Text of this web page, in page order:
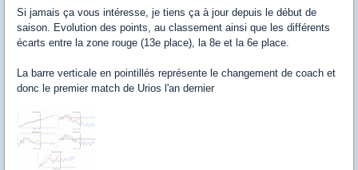
Si jamais ça vous intéresse, je tiens ça à jour depuis le début de
saison. Evolution des points, au classement ainsi que les différents
écarts entre la zone rouge (13e place), la 8e et la 6e place.
La barre verticale en pointillés représente le changement de coach et
donc le premier match de Urios l'an dernier